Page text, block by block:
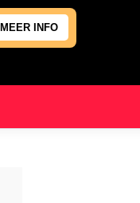
MEER INFO